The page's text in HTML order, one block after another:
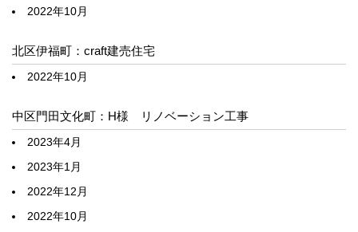
2022年10月
北区伊福町：craft建売住宅
2022年10月
中区門田文化町：H様 リノベーション工事
2023年4月
2023年1月
2022年12月
2022年10月